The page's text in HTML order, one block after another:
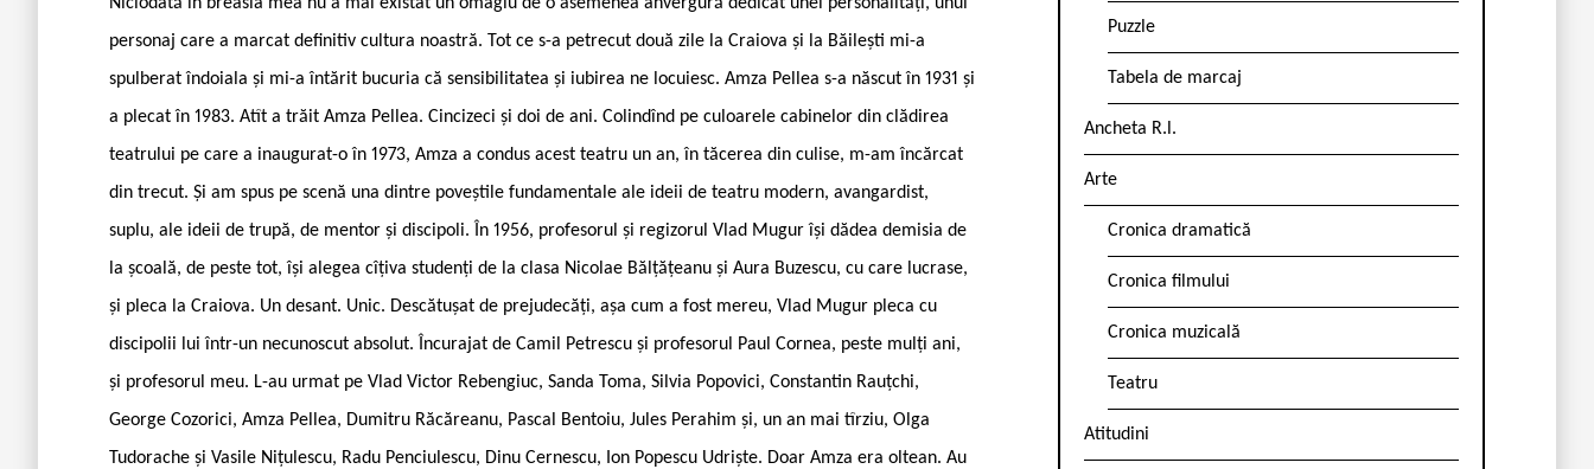
personaj care a marcat definitiv cultura noastră. Tot ce s-a petrecut două zile la Craiova și la Băilești mi-a
spulberat îndoiala și mi-a întărit bucuria că sensibilitatea și iubirea ne locuiesc. Amza Pellea s-a născut în 1931 și
a plecat în 1983. Atît a trăit Amza Pellea. Cincizeci și doi de ani. Colindînd pe culoarele cabinelor din clădirea
teatrului pe care a inaugurat-o în 1973, Amza a condus acest teatru un an, în tăcerea din culise, m-am încărcat
din trecut. Și am spus pe scenă una dintre poveștile fundamentale ale ideii de teatru modern, avangardist,
suplu, ale ideii de trupă, de mentor și discipoli. În 1956, profesorul și regizorul Vlad Mugur își dădea demisia de
la școală, de peste tot, își alegea cîțiva studenți de la clasa Nicolae Bălțățeanu și Aura Buzescu, cu care lucrase,
și pleca la Craiova. Un desant. Unic. Descătușat de prejudecăți, așa cum a fost mereu, Vlad Mugur pleca cu
discipolii lui într-un necunoscut absolut. Încurajat de Camil Petrescu și profesorul Paul Cornea, peste mulți ani,
și profesorul meu. L-au urmat pe Vlad Victor Rebengiuc, Sanda Toma, Silvia Popovici, Constantin Rauțchi,
George Cozorici, Amza Pellea, Dumitru Răcăreanu, Pascal Bentoiu, Jules Perahim și, un an mai tîrziu, Olga
Tudorache și Vasile Nițulescu, Radu Penciulescu, Dinu Cernescu, Ion Popescu Udriște. Doar Amza era oltean. Au
Puzzle
Tabela de marcaj
Ancheta R.l.
Arte
Cronica dramatică
Cronica filmului
Cronica muzicală
Teatru
Atitudini